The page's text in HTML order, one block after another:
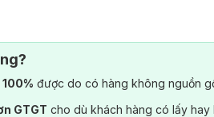
được do có hàng không nguồn
GTGT cho dù khách hàng có lấy